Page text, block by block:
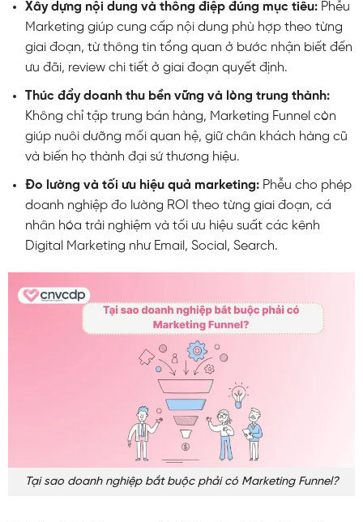
Xây dựng nội dung và thông điệp đúng mục tiêu:Phễu
Marketing giúp cung cấp nội dung phù hợp theo từng
giai đoạn, từ thông tin tổng quan ở bước nhận biết đến
ưu đãi, review chi tiết ở giai đoạn quyết định.
Thúc đẩy doanh thu bền vững và lòng trung thành:
Không chỉ tập trung bán hàng, Marketing Funnel còn
giúp nuôi dưỡng mối quan hệ, giữ chân khách hàng cũ
và biến họ thành đại sứ thương hiệu.
Đo lường và tối ưu hiệu quả marketing:Phễu cho phép
doanh nghiệp đo lường ROI theo từng giai đoạn, cá
nhân hóa trải nghiệm và tối ưu hiệu suất các kênh
Digital Marketing như Email, Social, Search.
Tại sao doanh nghiệp bắt buộc phải có Marketing Funnel?